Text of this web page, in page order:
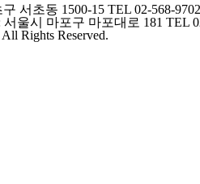
서초동 1500-15 TEL 02-568-9702
서울시 마포구 마포대로 181 TEL
Rights Reserved.